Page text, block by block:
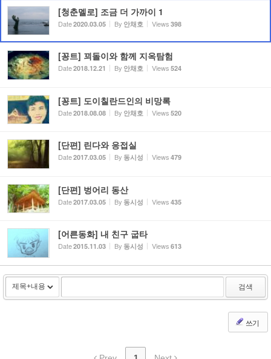
[청춘멜로] 조금 더 가까이 1
Date2020.03.05 By 안채호 Views 398
[꽁트] 꾀돌이와 함께 지옥탐험
Date2018.12.21 By 안채호 Views 524
[꽁트] 도이칠란드인의 비망록
Date2018.08.08 By 안채호 Views 520
[단편] 린다와 응접실
Date2017.03.05 By 동시성 Views 479
[단편] 벙어리 동산
Date2017.03.05 By 동시성 Views 435
[어른동화] 내 친구 굽타
Date2015.11.03 By 동시성 Views 613
검색
쓰기